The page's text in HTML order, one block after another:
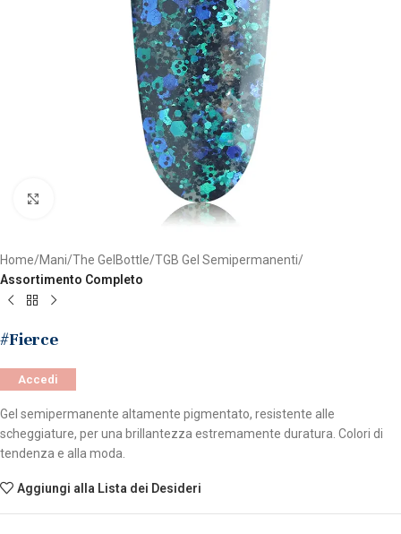
Home Mani The GelBottle TGB Gel Semipermanenti
Assortimento Completo
#Fierce
Accedi
Gel semipermanente altamente pigmentato, resistente alle
scheggiature, per una brillantezza estremamente duratura. Colori di
tendenza e alla moda.
Aggiungi alla Lista dei Desideri